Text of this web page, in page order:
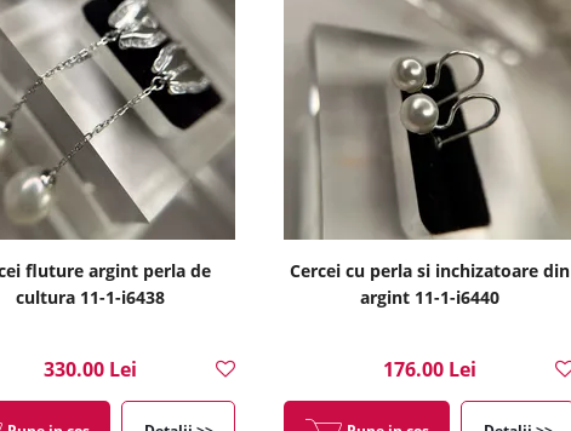
fluture argint perla de
cultura 11-1-i6438
330.00 Lei
Cercei cu perla si inchizatoare din
argint 11-1-i6440
176.00 Lei